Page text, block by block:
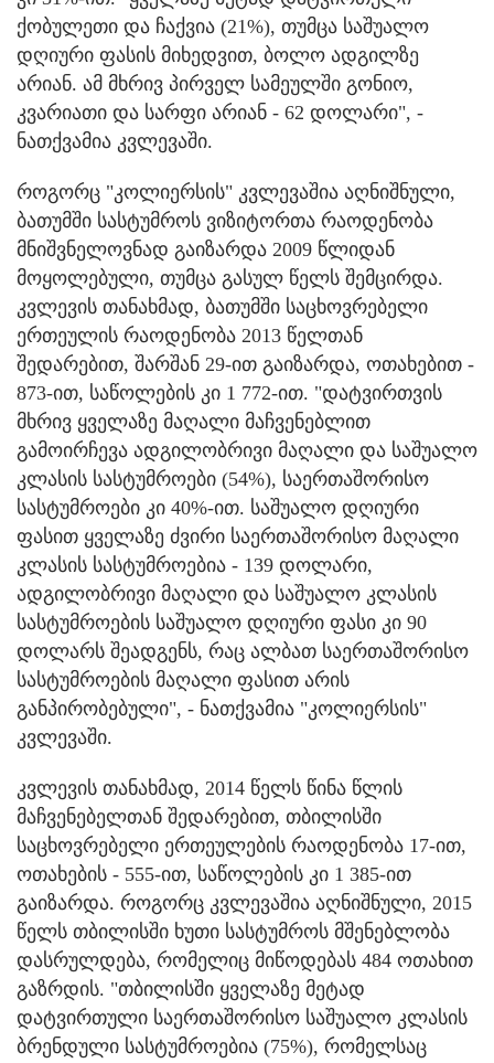
ქობულეთი და ჩაქვია (21%), თუმცა საშუალო
დღიური ფასის მიხედვით, ბოლო ადგილზე
არიან. ამ მხრივ პირველ სამეულში გონიო,
კვარიათი და სარფი არიან - 62 დოლარი", -
ნათქვამია კვლევაში.
როგორც "კოლიერსის" კვლევაშია აღნიშნული,
ბათუმში სასტუმროს ვიზიტორთა რაოდენობა
მნიშვნელოვნად გაიზარდა 2009 წლიდან
მოყოლებული, თუმცა გასულ წელს შემცირდა.
კვლევის თანახმად, ბათუმში საცხოვრებელი
ერთეულის რაოდენობა 2013 წელთან
შედარებით, შარშან 29-ით გაიზარდა, ოთახებით -
873-ით, საწოლების კი 1 772-ით. "დატვირთვის
მხრივ ყველაზე მაღალი მაჩვენებლით
გამოირჩევა ადგილობრივი მაღალი და საშუალო
კლასის სასტუმროები (54%), საერთაშორისო
სასტუმროები კი 40%-ით. საშუალო დღიური
ფასით ყველაზე ძვირი საერთაშორისო მაღალი
კლასის სასტუმროებია - 139 დოლარი,
ადგილობრივი მაღალი და საშუალო კლასის
სასტუმროების საშუალო დღიური ფასი კი 90
დოლარს შეადგენს, რაც ალბათ საერთაშორისო
სასტუმროების მაღალი ფასით არის
განპირობებული", - ნათქვამია "კოლიერსის"
კვლევაში.
კვლევის თანახმად, 2014 წელს წინა წლის
მაჩვენებელთან შედარებით, თბილისში
საცხოვრებელი ერთეულების რაოდენობა 17-ით,
ოთახების - 555-ით, საწოლების კი 1 385-ით
გაიზარდა. როგორც კვლევაშია აღნიშნული, 2015
წელს თბილისში ხუთი სასტუმროს მშენებლობა
დასრულდება, რომელიც მიწოდებას 484 ოთახით
გაზრდის. "თბილისში ყველაზე მეტად
დატვირთული საერთაშორისო საშუალო კლასის
ბრენდული სასტუმროებია (75%), რომელსაც